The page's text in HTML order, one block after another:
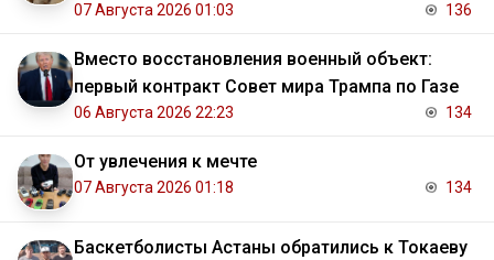
07 Августа 2026 01:03 136
Вместо восстановления военный объект:
первый контракт Совет мира Трампа по Газе
06 Августа 2026 22:23 134
От увлечения к мечте
07 Августа 2026 01:18 134
Баскетболисты Астаны обратились к Токаеву